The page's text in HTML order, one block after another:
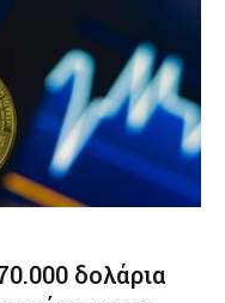
δολάρια